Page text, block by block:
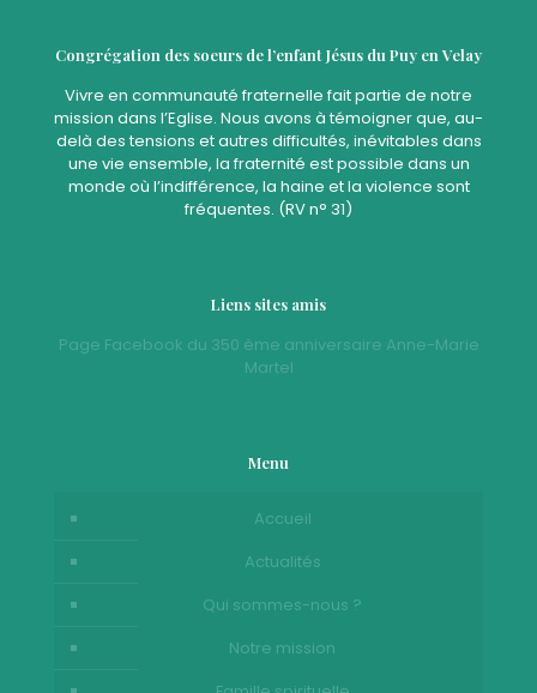
Congrégation des soeurs de l’enfant Jésus du Puy en Velay
Vivre en communauté fraternelle fait partie de notre
mission dans l’Eglise. Nous avons à témoigner que, au-
delà des tensions et autres difficultés, inévitables dans
une vie ensemble, la fraternité est possible dans un
monde où l’indifférence, la haine et la violence sont
fréquentes. (RV n° 31)
Liens sites amis
Page Facebook du 350 ème anniversaire Anne-Marie
Martel
Menu
Accueil
Actualités
Qui sommes-nous ?
Notre mission